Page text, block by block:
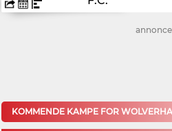
annonce
KOMMENDE KAMPE FOR